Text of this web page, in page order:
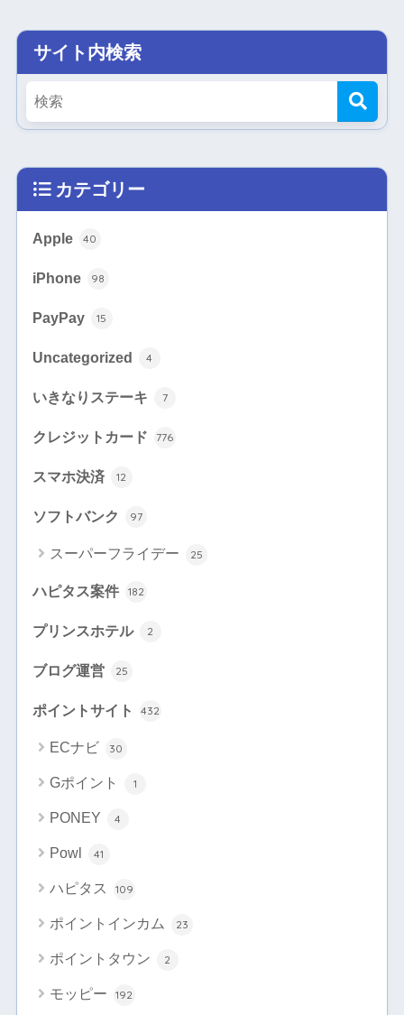
サイト内検索
カテゴリー
Apple 40
iPhone 98
PayPay 15
Uncategorized 4
いきなりステーキ 7
クレジットカード 776
スマホ決済 12
ソフトバンク 97
スーパーフライデー 25
ハピタス案件 182
プリンスホテル 2
ブログ運営 25
ポイントサイト 432
ECナビ 30
Gポイント 1
PONEY 4
Powl 41
ハピタス 109
ポイントインカム 23
ポイントタウン 2
モッピー 192